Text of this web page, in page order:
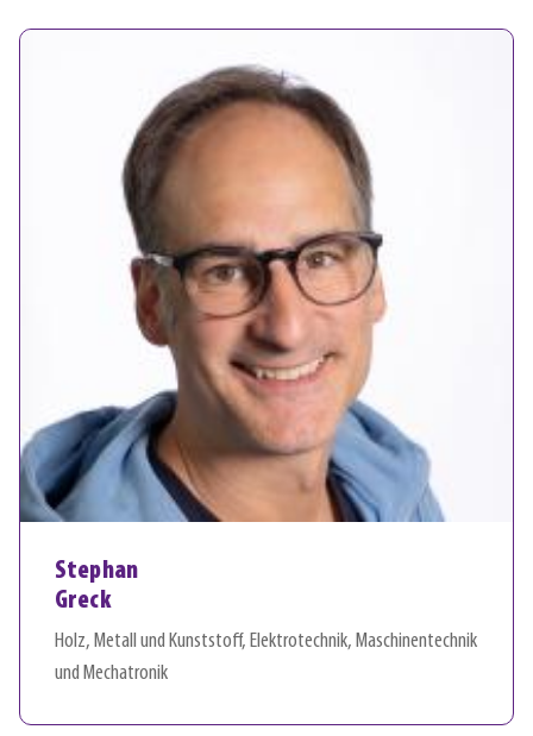
Stephan
Greck
Holz, Metall und Kunststoff, Elektrotechnik, Maschinentechnik
und Mechatronik